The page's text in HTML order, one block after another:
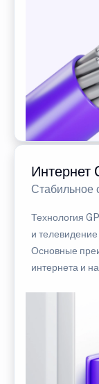
Интернет
Стабильное
Технология
и
Основные
интернета и